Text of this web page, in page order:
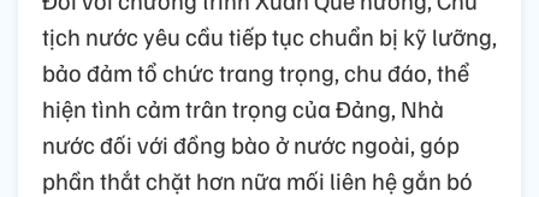
tịch nước yêu cầu tiếp tục chuẩn bị kỹ lưỡng,
bảo đảm tổ chức trang trọng, chu đáo, thể
hiện tình cảm trân trọng của Đảng, Nhà
nước đối với đồng bào ở nước ngoài, góp
phần thắt chặt hơn nữa mối liên hệ gắn bó